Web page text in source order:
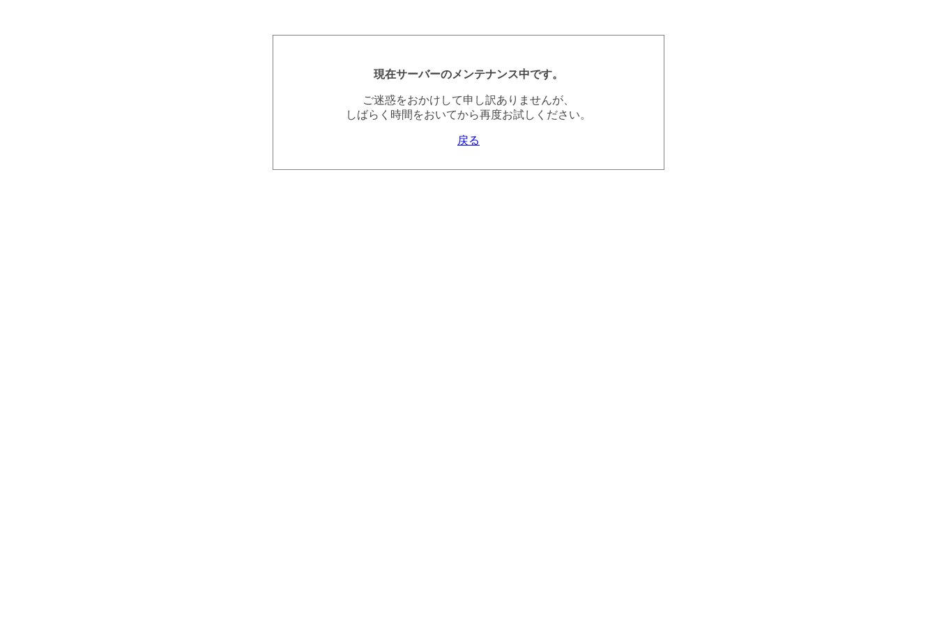
現在サーバーのメンテナンス中です。
ご迷惑をおかけして申し訳ありませんが、
しばらく時間をおいてから再度お試しください。
戻る